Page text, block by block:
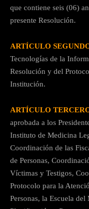
que contiene seis (06)
presente Resolución.
ARTÍCULO
Tecnologías de la
Resolución y del
Institución.
ARTÍCULO
aprobada a los
Instituto de Medicina
Coordinación de las
de Personas,
Víctimas y Testigos,
Protocolo para la
Personas, la Escuela